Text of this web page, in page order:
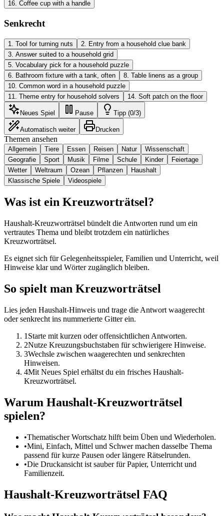
16. Coffee cup with a handle
Senkrecht
1 Tool for turning nuts 2 Entry from a household clue bank
3 Answer suited to a household grid
5 Vocabulary pick for a household puzzle
6 Bathroom fixture with a tank, often 8 Table linens as a group
10 Common word in a household puzzle
11
Theme entry for household solvers 14 Soft patch on the floor
Neues Spiel Pause Tipp (0/3)
Automatisch weiter Drucken
Themen ansehen
Allgemein Tiere Essen Reisen Natur
Wissenschaft
Geografie
Sport Musik Filme Schule Kinder
Feiertage
Wetter
Weltraum Ozean Pflanzen
Haushalt
Klassische Spiele
Videospiele
Was ist ein Kreuzworträtsel?
Haushalt-Kreuzworträtsel bündelt die Antworten rund um ein
vertrautes Thema und bleibt trotzdem ein natürliches
Kreuzworträtsel.
Es eignet sich für Gelegenheitsspieler, Familien und Unterricht, weil
Hinweise klar und Wörter zugänglich bleiben.
So spielt man Kreuzworträtsel
Lies jeden Haushalt-Hinweis und trage die Antwort waagerecht
oder senkrecht ins nummerierte Gitter ein.
1 Starte mit kurzen oder offensichtlichen Antworten.
2Nutze Kreuzungsbuchstaben für schwierigere Hinweise.
3Wechsle zwischen waagerechten und senkrechten
Hinweisen.
4Mit Neues Spiel erhältst du ein frisches Haushalt-
Kreuzworträtsel.
Warum Haushalt-Kreuzworträtsel
spielen?
•Thematischer Wortschatz hilft beim Üben und Wiederholen.
•Mini, Einfach, Mittel und Schwer machen dasselbe Thema
passend für kurze Pausen oder längere Rätselrunden.
•Die Druckansicht ist sauber für Papier, Unterricht und
Familienzeit.
Haushalt-Kreuzworträtsel FAQ